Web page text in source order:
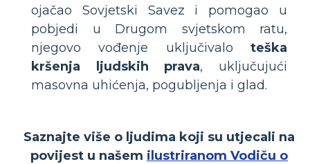
ojačao Sovjetski Savez i pomogao u
pobjedi u Drugom svjetskom ratu,
njegovo vođenje uključivalo teška
kršenja ljudskih prava, uključujući
masovna uhićenja, pogubljenja i glad.
Saznajte više o ljudima koji su utjecali na
povijest u našem ilustriranom Vodiču o